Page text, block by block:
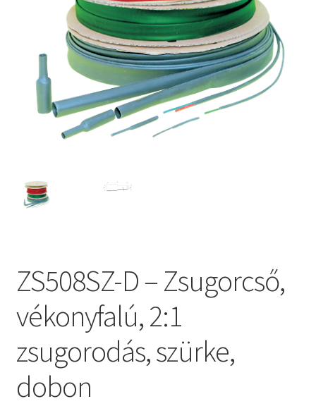
ZS508SZ-D – Zsugorcső,
vékonyfalú, 2:1
zsugorodás, szürke,
dobon